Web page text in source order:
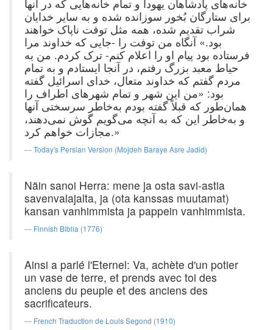
خانه‌های پادشاهان یهودا و تمام خانه‌هایی که در آنها
برای ستارگان بُخور سوزانده شده و به سایر خدایان
شراب تقدیم شده، همه مثل توفت ناپاک خواهند
بود.» آنگاه من توفت را -جایی که خداوند مرا
فرستاده بود پیام او را اعلام کنم- ترک کردم. من به
حیاط معبد بزرگ رفتم، در آنجا ایستادم و به تمام
مردم گفتم که خداوند متعال، خدای اسرائیل گفته
بود: «من این شهر و تمام شهرهای اطراف را
همان‌طور که قبلاً گفته بودم به‌خاطر سرسختی آنها
و به‌خاطر این که به آنچه می‌گویم گوش نمی‌دهند،
مجازات خواهم کرد.»
Today's Persian Version (Mojdeh Baraye Asre Jadid)
Näin sanoi Herra: mene ja osta savi-astia
savenvalajalta, ja (ota kanssas muutamat)
kansan vanhimmista ja pappein vanhimmista.
Finnish Biblia (1776)
Ainsi a parlé l'Eternel: Va, achète d'un potier
un vase de terre, et prends avec toi des
anciens du peuple et des anciens des
sacrificateurs.
French Traduction de Louis Segond (1910)